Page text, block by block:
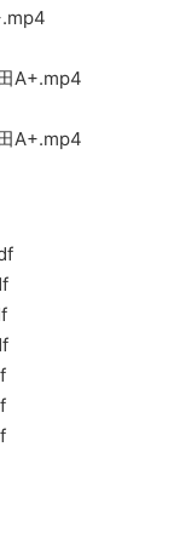
A+.mp4
A+.mp4